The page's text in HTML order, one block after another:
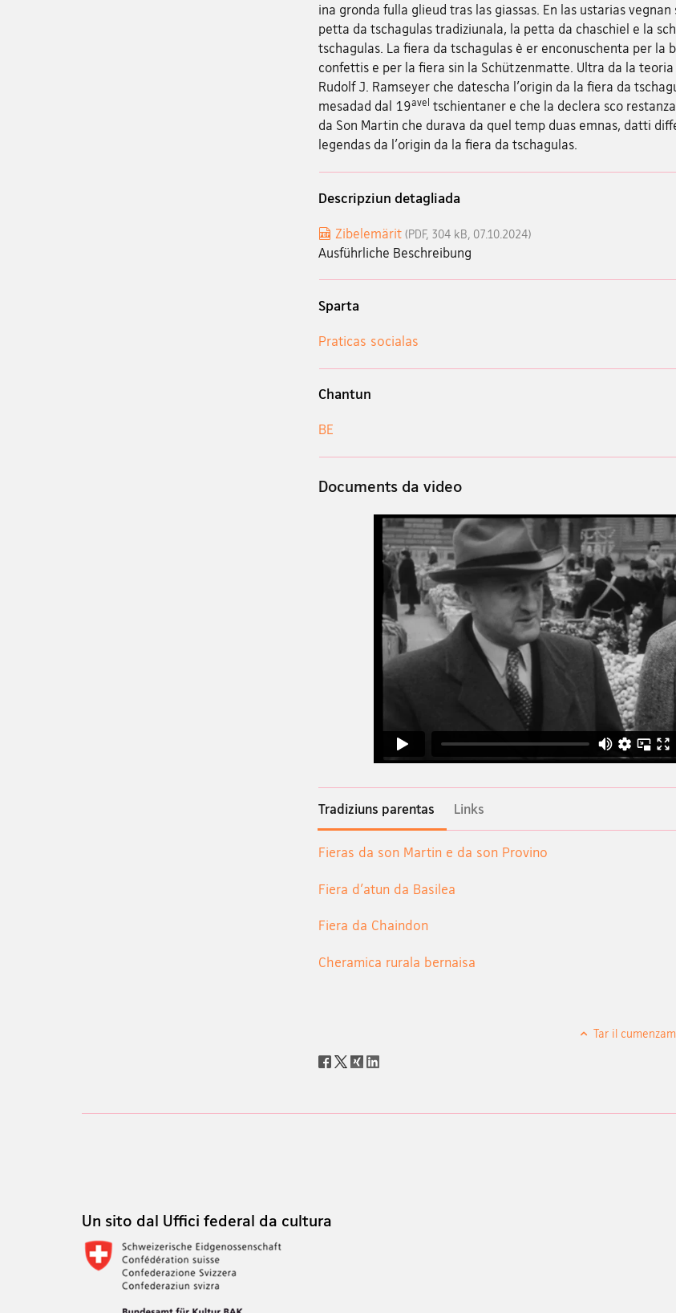
ina gronda fulla glieud tras las giassas. En las ustarias vegnan
petta da tschagulas tradiziunala, la petta da chaschiel e la
tschagulas. La fiera da tschagulas è er enconuschenta per la
confettis e per la fiera sin la Schützenmatte. Ultra da la
Rudolf J. Ramseyer che datescha l'origin da la fiera da
mesadad dal 19avel tschientaner e che la declera sco
da Son Martin che durava da quel temp duas emnas, datti
legendas da l'origin da la fiera da tschagulas.
Descripziun detagliada
Zibelemärit(PDF, 304 kB, 07.10.2024)
Ausführliche Beschreibung
Sparta
Praticas socialas
Chantun
BE
Documents da video
Tradiziuns parentas Links
Fieras da son Martin e da son Provino
Fiera d'atun da Basilea
Fiera da Chaindon
Cheramica rurala bernaisa
Tar il
Social
Un sito dal Uffici federal da cultura